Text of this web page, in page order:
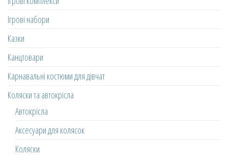
Ігрові набори
Казки
Канцтовари
Карнавальні костюми для дівчат
Коляски та автокрісла
Автокрісла
Аксесуари для колясок
Коляски